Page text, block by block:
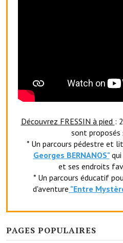
Fêtes et manifestations
Liste et coordonnées des
TOURISME, PATRIMOINE
Fressin, ville d'histoire
Le château
Découvrez FRESSIN à pied :
sont proposés
* Un parcours pédestre et
Georges BERNANOS"
et ses endroits
* Un parcours éducatif
d'aventure "Entre
PAGES POPULAIRES